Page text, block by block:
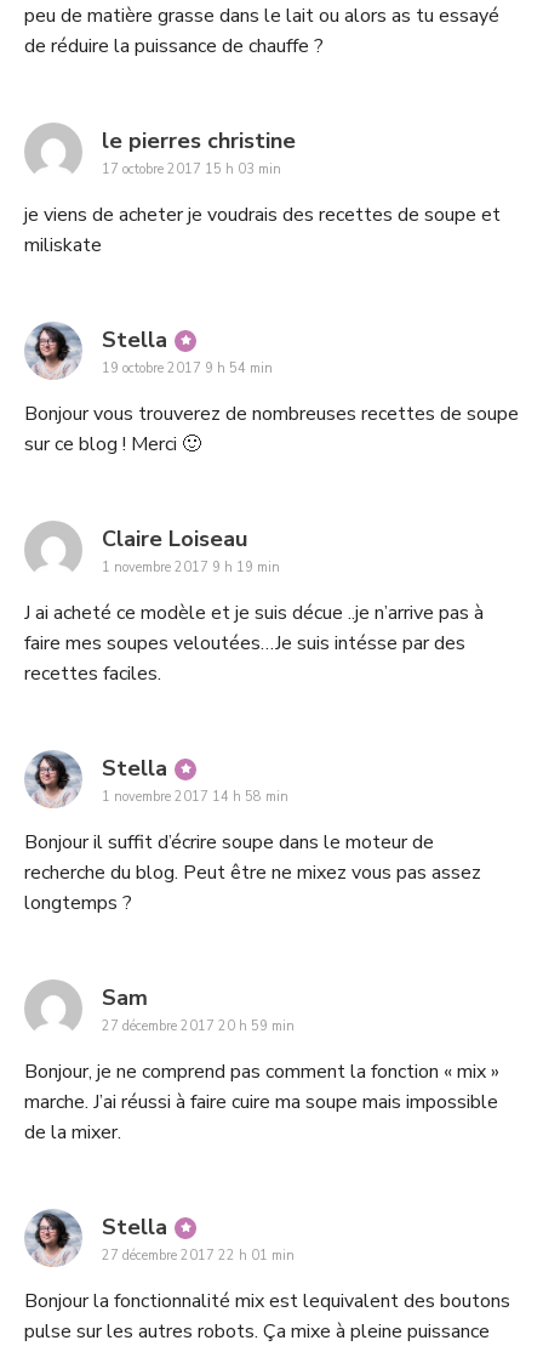
peu de matière grasse dans le lait ou alors as tu essayé
de réduire la puissance de chauffe ?
le pierres christinesays:
17 octobre 2017 15 h 03 min
je viens de acheter je voudrais des recettes de soupe et
miliskate
Stella says:
19 octobre 2017 9 h 54 min
Bonjour vous trouverez de nombreuses recettes de soupe
sur ce blog ! Merci 🙂
Claire Loiseausays:
1 novembre 2017 9 h 19 min
J ai acheté ce modèle et je suis décue ..je n’arrive pas à
faire mes soupes veloutées…Je suis intésse par des
recettes faciles.
Stella says:
1 novembre 2017 14 h 58 min
Bonjour il suffit d’écrire soupe dans le moteur de
recherche du blog. Peut être ne mixez vous pas assez
longtemps ?
Sam
27 décembre 2017 20 h 59 min
Bonjour, je ne comprend pas comment la fonction « mix »
marche. J’ai réussi à faire cuire ma soupe mais impossible
de la mixer.
Stella says:
27 décembre 2017 22 h 01 min
Bonjour la fonctionnalité mix est lequivalent des boutons
pulse sur les autres robots. Ça mixe à pleine puissance